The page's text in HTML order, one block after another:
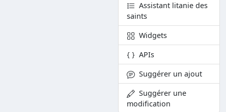
Assistant litanie des
saints
Widgets
APIs
Suggérer un ajout
Suggérer une
modification